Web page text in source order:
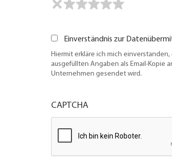
Einverständnis zur
Hiermit erkläre ich mich einverstanden,
ausgefüllten Angaben als Email-Kopie
Unternehmen gesendet wird.
CAPTCHA